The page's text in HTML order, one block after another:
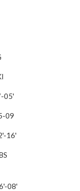
05'
09
16'
08'